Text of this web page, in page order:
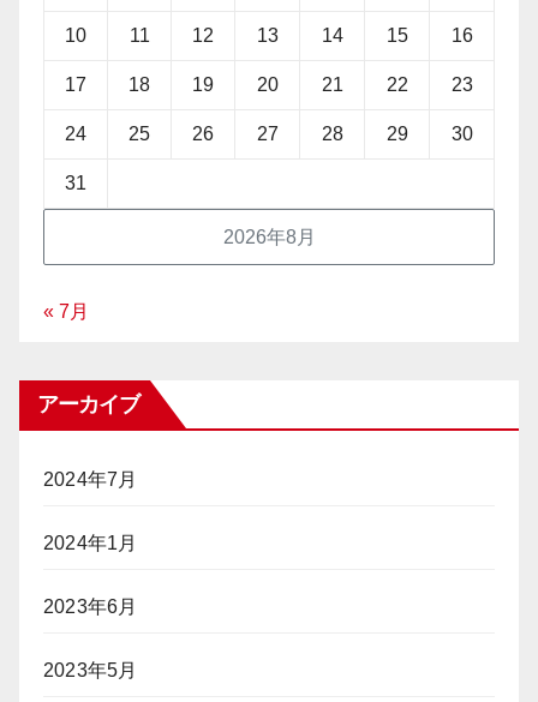
2026年8月
10 11 12 13 14 15 16
17 18 19 20 21 22 23
24 25 26 27 28 29 30
31
« 7月
アーカイブ
2024年7月
2024年1月
2023年6月
2023年5月